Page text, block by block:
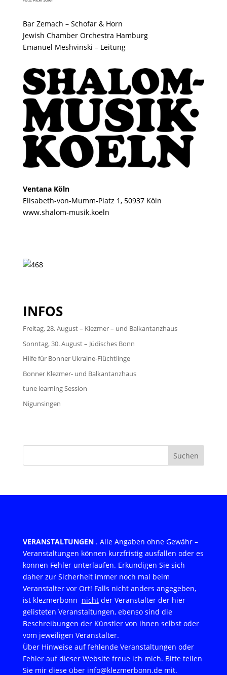
Bar Zemach – Schofar & Horn
Jewish Chamber Orchestra Hamburg
Emanuel Meshvinski – Leitung
Ventana Köln
Elisabeth-von-Mumm-Platz 1, 50937 Köln
www.shalom-musik.koeln
INFOS
Freitag, 28. August – Klezmer – und Balkantanzhaus
Sonntag, 30. August – Jüdisches Bonn
Hilfe für Bonner Ukraine-Flüchtlinge
Bonner Klezmer- und Balkantanzhaus
tune learning Session
Nigunsingen
Suchen
VERANSTALTUNGEN. Alle Angaben ohne Gewähr –
Veranstaltungen können kurzfristig ausfallen oder es
können Fehler unterlaufen. Erkundigen Sie sich
daher zur Sicherheit immer noch mal beim
Veranstalter vor Ort! Falls nicht anders angegeben,
ist klezmerbonn nicht der Veranstalter der hier
gelisteten Veranstaltungen, ebenso sind die
Beschreibungen der Künstler von ihnen selbst oder
vom jeweiligen Veranstalter.
Über Hinweise auf fehlende Veranstaltungen oder
Fehler auf dieser Website freue ich mich. Bitte teilen
Sie mir diese über info@klezmerbonn.de mit.